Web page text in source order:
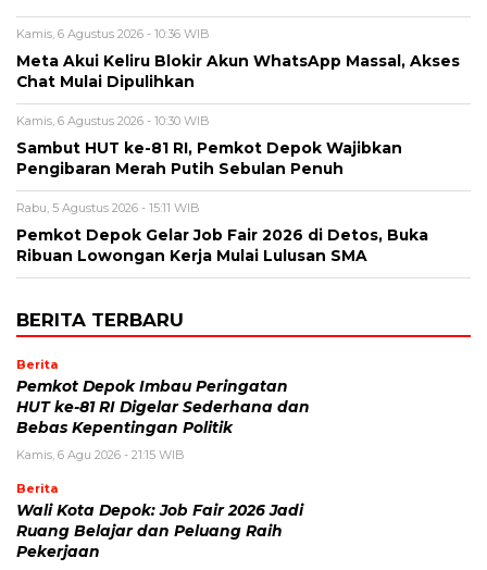
Kamis, 6 Agustus 2026 - 10:36 WIB
Meta Akui Keliru Blokir Akun WhatsApp Massal, Akses
Chat Mulai Dipulihkan
Kamis, 6 Agustus 2026 - 10:30 WIB
Sambut HUT ke-81 RI, Pemkot Depok Wajibkan
Pengibaran Merah Putih Sebulan Penuh
Rabu, 5 Agustus 2026 - 15:11 WIB
Pemkot Depok Gelar Job Fair 2026 di Detos, Buka
Ribuan Lowongan Kerja Mulai Lulusan SMA
BERITA TERBARU
Berita
Pemkot Depok Imbau Peringatan
HUT ke-81 RI Digelar Sederhana dan
Bebas Kepentingan Politik
Kamis, 6 Agu 2026 - 21:15 WIB
Berita
Wali Kota Depok: Job Fair 2026 Jadi
Ruang Belajar dan Peluang Raih
Pekerjaan